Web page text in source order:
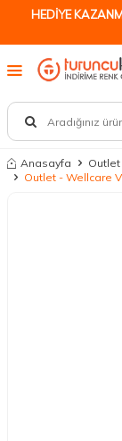
HEDİYE
Anasayfa
Outlet - Wellcare